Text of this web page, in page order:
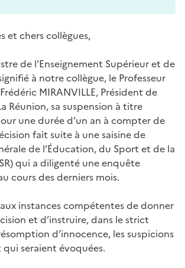
et chers collègues,
de l’Enseignement Supérieur et de
à notre collègue, le Professeur
MIRANVILLE, Président de
Réunion, sa suspension à titre
une durée d’un an à compter de
fait suite à une saisine de
de l’Éducation, du Sport et de la
qui a diligenté une enquête
cours des derniers mois.
instances compétentes de donner
et d’instruire, dans le strict
d’innocence, les suspicions
seraient évoquées.